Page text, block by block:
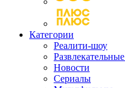
Категории
Реалити-шоу
Новости
Сериалы